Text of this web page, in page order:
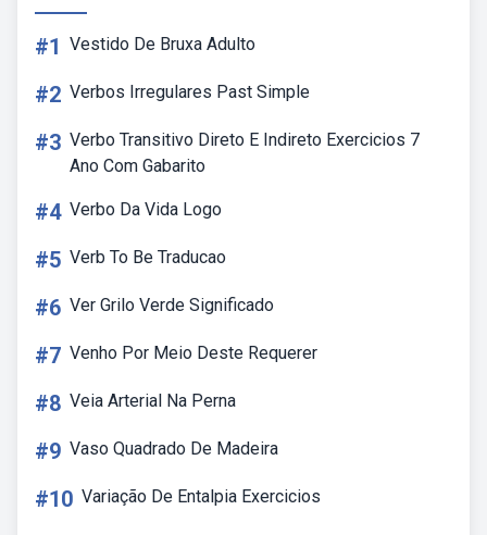
#1 Vestido De Bruxa Adulto
#2 Verbos Irregulares Past Simple
#3 Verbo Transitivo Direto E Indireto Exercicios 7
Ano Com Gabarito
#4 Verbo Da Vida Logo
#5 Verb To Be Traducao
#6 Ver Grilo Verde Significado
#7 Venho Por Meio Deste Requerer
#8 Veia Arterial Na Perna
#9 Vaso Quadrado De Madeira
#10 Variação De Entalpia Exercicios